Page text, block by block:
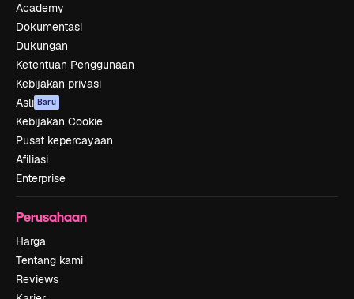
Academy
Dokumentasi
Dukungan
Ketentuan Penggunaan
Kebijakan privasi
Asli Baru
Kebijakan Cookie
Pusat kepercayaan
Afiliasi
Enterprise
Perusahaan
Harga
Tentang kami
Reviews